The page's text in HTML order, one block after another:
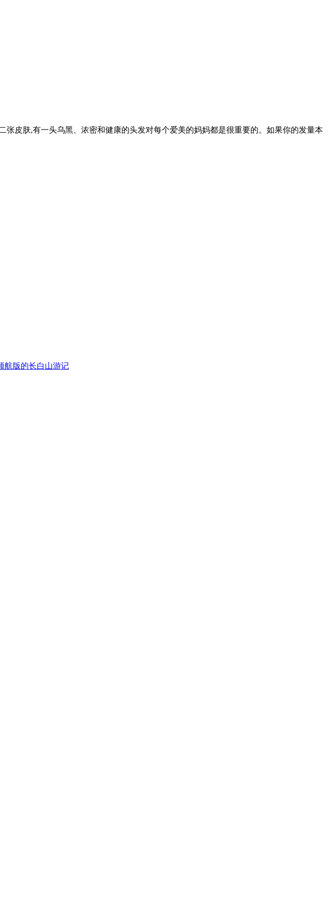
皮肤,有一头乌黑、浓密和健康的头发对每个爱美的妈妈都是很重要的。如果你的发量本
航版的长白山游记